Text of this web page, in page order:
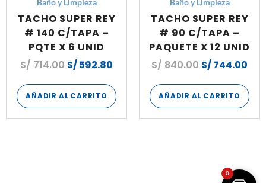
Baño y Limpieza
TACHO SUPER REY
# 140 C/TAPA –
PQTE X 6 UNID
S/714.00 S/592.80
AÑADIR AL CARRITO
Baño y Limpieza
TACHO SUPER REY
# 90 C/TAPA –
PAQUETE X 12 UNID
S/840.00 S/744.00
AÑADIR AL CARRITO
0